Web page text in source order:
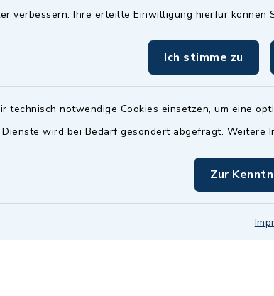
verbessern. Ihre erteilte Einwilligung hierfür können
Ich stimme zu
technisch notwendige Cookies einsetzen, um eine
Dienste wird bei Bedarf gesondert abgefragt. Weitere
Zur
16.30 bis 18.00 Uhr - allerdings
nur mit Termin
(abweichende Termine sind
zuständigen Sachbearbeiter)